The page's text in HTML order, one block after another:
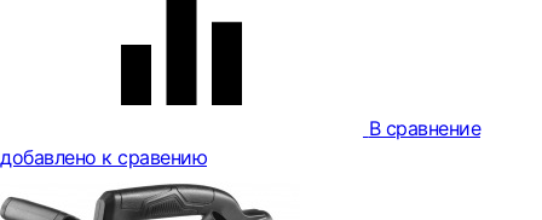
В сравнение
добавлено к сравению